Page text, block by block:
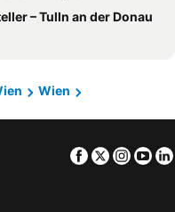
– Tulln an der Donau
Wien
Facebook
Twitter